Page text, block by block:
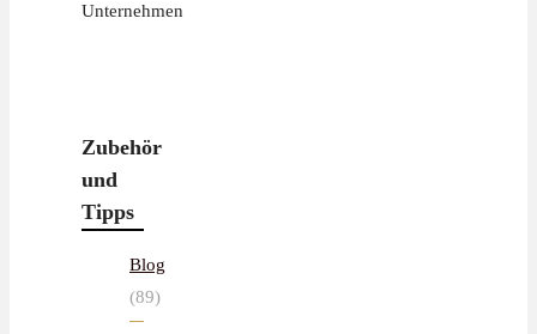
Unternehmen
Zubehör
und
Tipps
Blog
(89)